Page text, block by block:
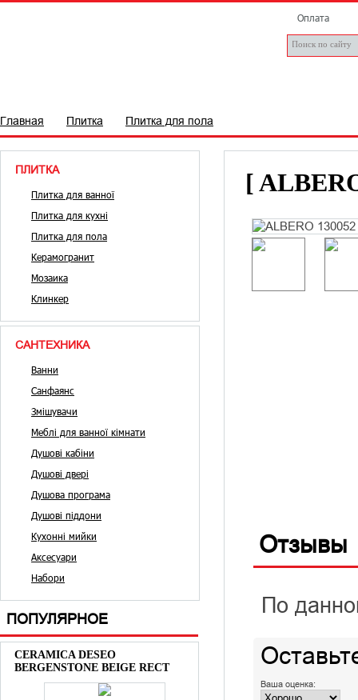
Оплата
Главная Плитка Плитка для пола
ПЛИТКА
Плитка для ванної
Плитка для кухні
Плитка для пола
Керамогранит
Мозаика
Клинкер
САНТЕХНИКА
Ванни
Санфаянс
Змішувачи
Меблі для ванної кімнати
Душові кабіни
Душові двері
Душова програма
Душові піддони
Кухонні мийки
Аксесуари
Набори
ПОПУЛЯРНОЕ
CERAMICA DESEO
BERGENSTONE BEIGE RECT
[
Отзывы
По
Ваша оценка: